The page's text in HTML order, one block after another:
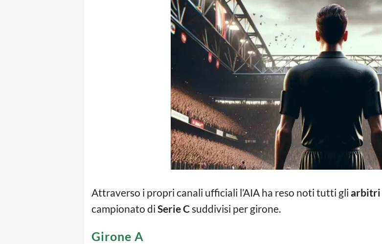
Attraverso i propri canali ufficiali l’AIA ha reso noti tutti gli arbitri
campionato di Serie Csuddivisi per girone.
Girone A